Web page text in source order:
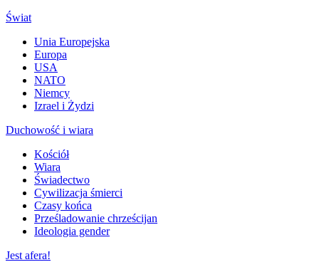
Świat
Unia Europejska
Europa
USA
NATO
Niemcy
Izrael i Żydzi
Duchowość i wiara
Kościół
Wiara
Świadectwo
Cywilizacja śmierci
Czasy końca
Prześladowanie chrześcijan
Ideologia gender
Jest afera!